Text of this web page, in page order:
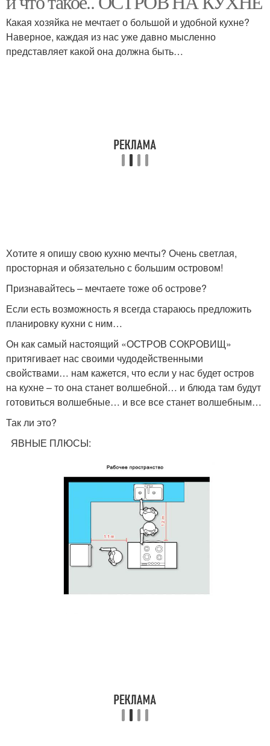
Остров в маленькую Остров в интерьере
Какая хозяйка не мечтает о большой и удобной кухне?
Наверное, каждая из нас уже давно мысленно
представляет какой она должна быть…
Хотите я опишу свою кухню мечты? Очень светлая,
просторная и обязательно с большим островом!
Признавайтесь – мечтаете тоже об острове?
Если есть возможность я всегда стараюсь предложить
планировку кухни с ним…
Он как самый настоящий «ОСТРОВ СОКРОВИЩ»
притягивает нас своими чудодейственными
свойствами… нам кажется, что если у нас будет остров
на кухне – то она станет волшебной… и блюда там будут
готовиться волшебные… и все все станет волшебным…
Так ли это?
ЯВНЫЕ ПЛЮСЫ: